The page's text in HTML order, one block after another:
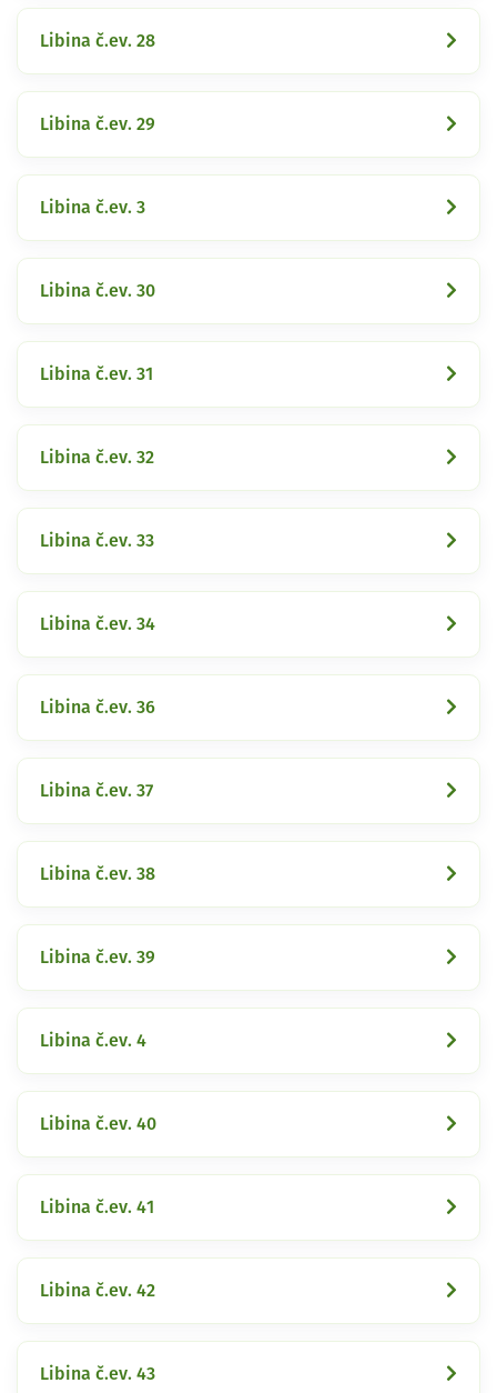
Libina č.ev. 28
Libina č.ev. 29
Libina č.ev. 3
Libina č.ev. 30
Libina č.ev. 31
Libina č.ev. 32
Libina č.ev. 33
Libina č.ev. 34
Libina č.ev. 36
Libina č.ev. 37
Libina č.ev. 38
Libina č.ev. 39
Libina č.ev. 4
Libina č.ev. 40
Libina č.ev. 41
Libina č.ev. 42
Libina č.ev. 43